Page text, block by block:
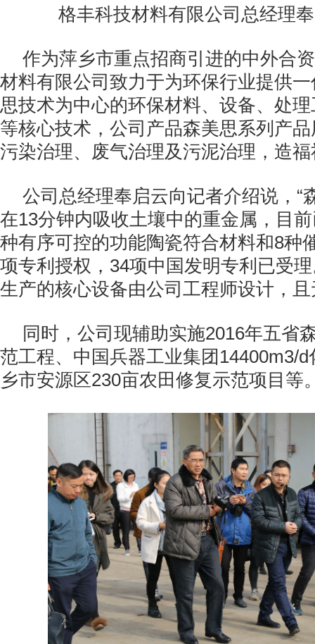
格丰科技材料有限公司总经理
作为萍乡市重点招商引进的中外合
材料有限公司致力于为环保行业提供
思技术为中心的环保材料、设备、处
等核心技术，公司产品森美思系列产
污染治理、废气治理及污泥治理，造
公司总经理奉启云向记者介绍说，“
在13分钟内吸收土壤中的重金属，目
种有序可控的功能陶瓷符合材料和8种
项专利授权， 34项中国发明专利已受
生产的核心设备由公司工程师设计，
同时，公司现辅助实施2016年五省
范工程、中国兵器工业集团 14400m3/d
乡市安源区230亩农田修复示范项目等